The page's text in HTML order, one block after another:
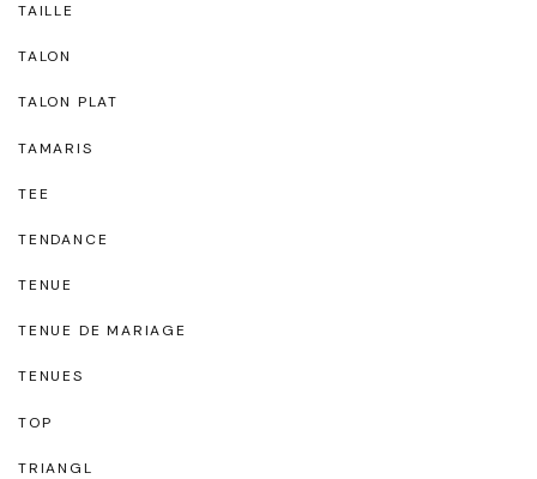
TAILLE
TALON
TALON PLAT
TAMARIS
TEE
TENDANCE
TENUE
TENUE DE MARIAGE
TENUES
TOP
TRIANGL